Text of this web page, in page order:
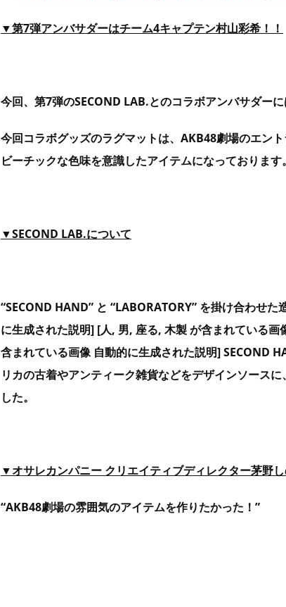
▼第7弾アンバサダーはチーム4キャプテン村山彩希！！
今回、第7弾のSECOND LAB.とのコラボアンバサダー
今回コラボグッズのラグマットは、AKB48劇場のエン
ビーチックな色味を意識したアイテムになっております。
▼SECOND LAB.について
“SECOND HAND” と “LABORATORY” を掛け合わせ
に生成された説明] [人, 男, 座る, 木製 が含まれている
含まれている画像 自動的に生成された説明] SECOND
リカの古着やアンティーク雑貨などをデザインソース
した。
▼オサレカンパニー クリエイティブディレクター茅野
“AKB48劇場の雰囲気のアイテムを作りたかった！”